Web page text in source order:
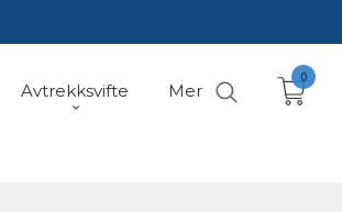
Avtrekksvifte Mer
0